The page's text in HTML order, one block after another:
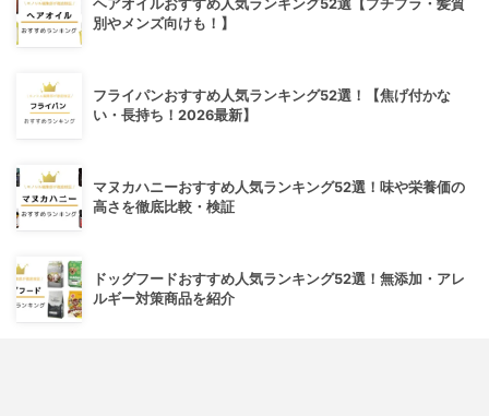
ヘアオイルおすすめ人気ランキング52選【プチプラ・髪質
別やメンズ向けも！】
フライパンおすすめ人気ランキング52選！【焦げ付かな
い・長持ち！2026最新】
マヌカハニーおすすめ人気ランキング52選！味や栄養価の
高さを徹底比較・検証
ドッグフードおすすめ人気ランキング52選！無添加・アレ
ルギー対策商品を紹介